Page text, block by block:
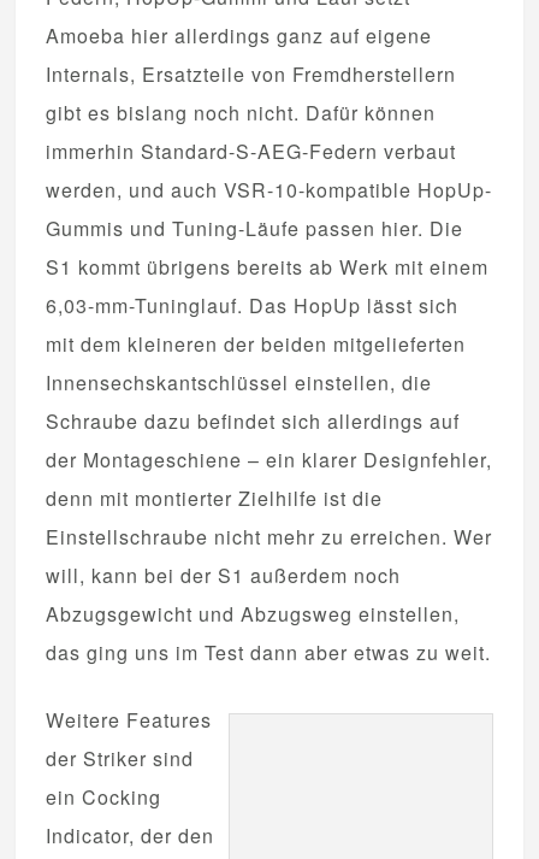
Amoeba hier allerdings ganz auf eigene
Internals, Ersatzteile von Fremdherstellern
gibt es bislang noch nicht. Dafür können
immerhin Standard-S-AEG-Federn verbaut
werden, und auch VSR-10-kompatible HopUp-
Gummis und Tuning-Läufe passen hier. Die
S1 kommt übrigens bereits ab Werk mit einem
6,03-mm-Tuninglauf. Das HopUp lässt sich
mit dem kleineren der beiden mitgelieferten
Innensechskantschlüssel einstellen, die
Schraube dazu befindet sich allerdings auf
der Montageschiene – ein klarer Designfehler,
denn mit montierter Zielhilfe ist die
Einstellschraube nicht mehr zu erreichen. Wer
will, kann bei der S1 außerdem noch
Abzugsgewicht und Abzugsweg einstellen,
das ging uns im Test dann aber etwas zu weit.
Weitere Features
der Striker sind
ein Cocking
Indicator, der den